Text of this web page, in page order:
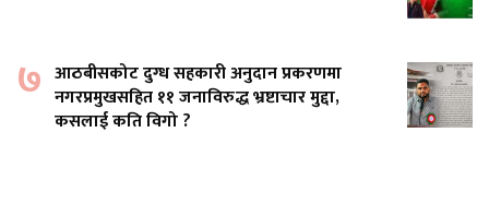
७ आठबीसकोट दुग्ध सहकारी अनुदान प्रकरणमा
नगरप्रमुखसहित ११ जनाविरुद्ध भ्रष्टाचार मुद्दा,
कसलाई कति विगो ?